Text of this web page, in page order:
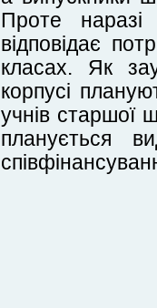
Проте
відповідає
класах. Як
корпусі
учнів старшої
планується